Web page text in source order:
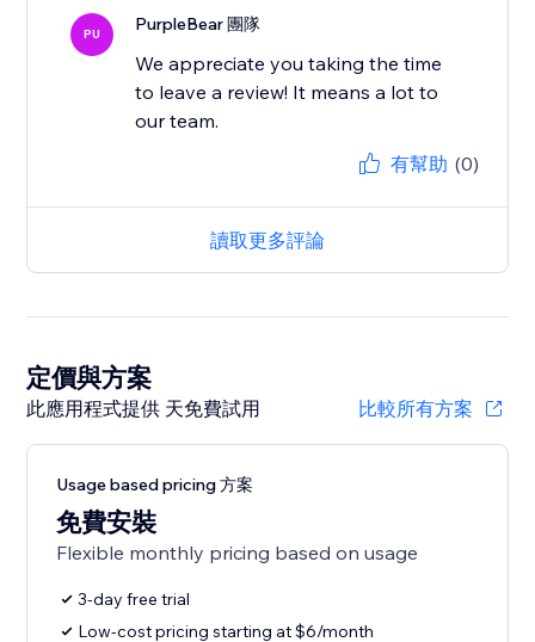
PU PurpleBear 團隊
We appreciate you taking the time
to leave a review! It means a lot to
our team.
有幫助 (0)
讀取更多評論
定價與方案
此應用程式提供 天免費試用 比較所有方案
Usage based pricing 方案
免費安裝
Flexible monthly pricing based on usage
3-day free trial
Low-cost pricing starting at $6/month